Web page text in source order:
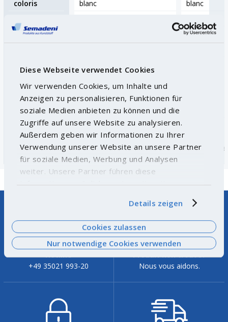
Diese Webseite verwendet Cookies
Wir verwenden Cookies, um Inhalte und
Anzeigen zu personalisieren, Funktionen für
soziale Medien anbieten zu können und die
Zugriffe auf unsere Website zu analysieren.
Außerdem geben wir Informationen zu Ihrer
Verwendung unserer Website an unsere Partner
für soziale Medien, Werbung und Analysen
weiter. Unsere Partner führen diese
Informationen möglicherweise mit weiteren
haben oder die sie im Rahmen Ihrer Nutzung der
Dienste gesammelt haben. Weitere
Informationen finden Siehier.
Details zeigen
Cookies zulassen
Nur notwendige Cookies verwenden
coloris
poignées
TVA)
blanc
Quantité Piece
blanc
oui
Quantité
+49 35021 993-20
Nous vous aidons.